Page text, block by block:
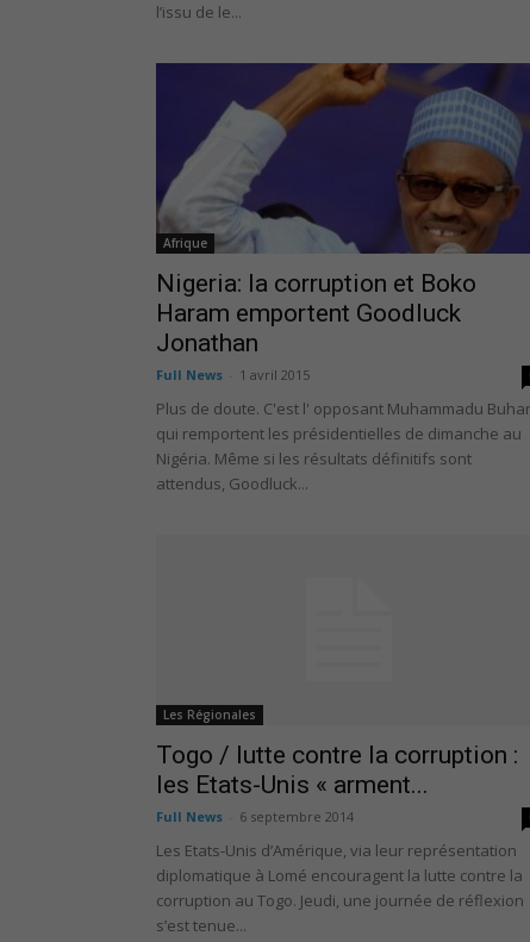
l’issu de le...
Afrique
Nigeria: la corruption et Boko
Haram emportent Goodluck
Jonathan
Full News 1 avril 2015
Plus de doute. C'est l' opposant Muhammadu
qui remportent les présidentielles de dimanche au
Nigéria. Même si les résultats définitifs sont
attendus, Goodluck...
Les Régionales
Togo / lutte contre la corruption :
les Etats-Unis « arment...
Full News 6 septembre 2014
Les Etats-Unis d’Amérique, via leur représentation
diplomatique à Lomé encouragent la lutte contre la
corruption au Togo. Jeudi, une journée de réflexion
s’est tenue...